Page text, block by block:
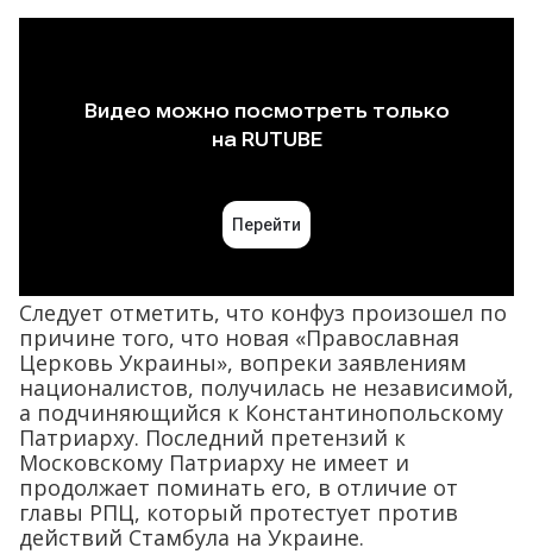
Следует отметить, что конфуз произошел по
причине того, что новая «Православная
Церковь Украины», вопреки заявлениям
националистов, получилась не независимой,
а подчиняющийся к Константинопольскому
Патриарху. Последний претензий к
Московскому Патриарху не имеет и
продолжает поминать его, в отличие от
главы РПЦ, который протестует против
действий Стамбула на Украине.